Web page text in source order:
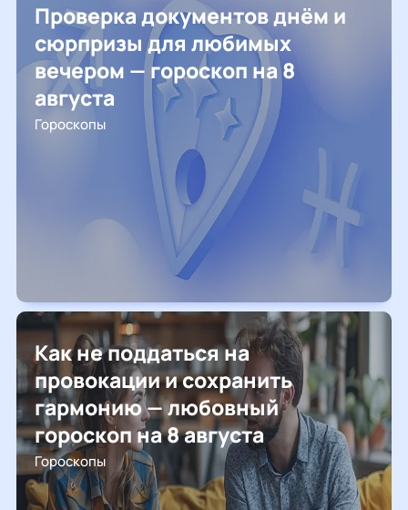
Проверка документов днём и
сюрпризы для любимых
вечером — гороскоп на 8
августа
Гороскопы
Как не поддаться на
провокации и сохранить
гармонию — любовный
гороскоп на 8 августа
Гороскопы